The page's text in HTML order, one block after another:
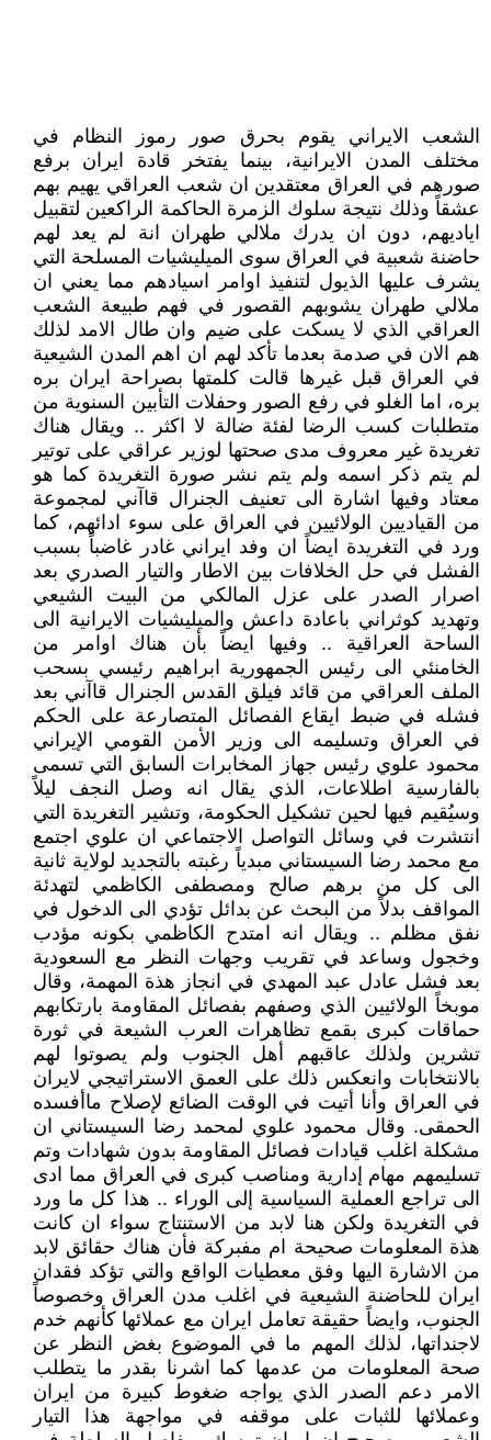
الشعب الايراني يقوم بحرق صور رموز النظام في
مختلف المدن الايرانية، بينما يفتخر قادة ايران برفع
صورهم في العراق معتقدين ان شعب العراقي يهيم بهم
عشقاً وذلك نتيجة سلوك الزمرة الحاكمة الراكعين لتقبيل
اياديهم، دون ان يدرك ملالي طهران انة لم يعد لهم
حاضنة شعبية في العراق سوى الميليشيات المسلحة التي
يشرف عليها الذيول لتنفيذ اوامر اسيادهم مما يعني ان
ملالي طهران يشوبهم القصور في فهم طبيعة الشعب
العراقي الذي لا يسكت على ضيم وان طال الامد لذلك
هم الان في صدمة بعدما تأكد لهم ان اهم المدن الشيعية
في العراق قبل غيرها قالت كلمتها بصراحة ايران بره
بره، اما الغلو في رفع الصور وحفلات التأبين السنوية من
متطلبات كسب الرضا لفئة ضالة لا اكثر .. ويقال هناك
تغريدة غير معروف مدى صحتها لوزير عراقي على توتير
لم يتم ذكر اسمه ولم يتم نشر صورة التغريدة كما هو
معتاد وفيها اشارة الى تعنيف الجنرال قاآني لمجموعة
من القياديين الولائيين في العراق على سوء ادائهم، كما
ورد في التغريدة ايضاً ان وفد ايراني غادر غاضباً بسبب
الفشل في حل الخلافات بين الاطار والتيار الصدري بعد
اصرار الصدر على عزل المالكي من البيت الشيعي
وتهديد كوثراني باعادة داعش والميليشيات الايرانية الى
الساحة العراقية .. وفيها ايضاً بأن هناك اوامر من
الخامنئي الى رئيس الجمهورية ابراهيم رئيسي بسحب
الملف العراقي من قائد فيلق القدس الجنرال قاآني بعد
فشله في ضبط ايقاع الفصائل المتصارعة على الحكم
في العراق وتسليمه الى وزير الأمن القومي الإيراني
محمود علوي رئيس جهاز المخابرات السابق التي تسمى
بالفارسية اطلاعات، ‏الذي يقال انه وصل النجف ليلاً
وسيُقيم فيها لحين تشكيل الحكومة، وتشير التغريدة التي
انتشرت في وسائل التواصل الاجتماعي ان علوي اجتمع
مع محمد رضا السيستاني مبدياً رغبته بالتجديد لولاية ثانية
الى كل من برهم صالح ومصطفى الكاظمي لتهدئة
المواقف بدلاً من البحث عن بدائل تؤدي الى الدخول في
نفق مظلم .. ويقال انه امتدح الكاظمي بكونه مؤدب
وخجول وساعد في تقريب وجهات النظر مع السعودية
بعد فشل عادل عبد المهدي في انجاز هذة المهمة، وقال
موبخاً الولائيين الذي وصفهم بفصائل المقاومة بارتكابهم
حماقات كبرى بقمع تظاهرات العرب الشيعة في ثورة
تشرين ولذلك عاقبهم أهل الجنوب ولم يصوتوا لهم
بالانتخابات وانعكس ذلك على العمق الاستراتيجي لايران
في العراق وأنا أتيت في الوقت الضائع لإصلاح ماأفسده
الحمقى. وقال محمود علوي لمحمد رضا السيستاني ان
مشكلة اغلب قيادات فصائل المقاومة بدون شهادات وتم
تسليمهم مهام إدارية ومناصب كبرى في العراق مما ادى
الى تراجع العملية السياسية إلى الوراء .. هذا كل ما ورد
في التغريدة ولكن هنا لابد من الاستنتاج سواء ان كانت
هذة المعلومات صحيحة ام مفبركة فأن هناك حقائق لابد
من الاشارة اليها وفق معطيات الواقع والتي تؤكد فقدان
ايران للحاضنة الشيعية في اغلب مدن العراق وخصوصاً
الجنوب، وايضاً حقيقة تعامل ايران مع عملائها كأنهم خدم
لاجنداتها، لذلك المهم ما في الموضوع بغض النظر عن
صحة المعلومات من عدمها كما اشرنا بقدر ما يتطلب
الامر دعم الصدر الذي يواجه ضغوط كبيرة من ايران
وعملائها للثبات على موقفه في مواجهة هذا التيار